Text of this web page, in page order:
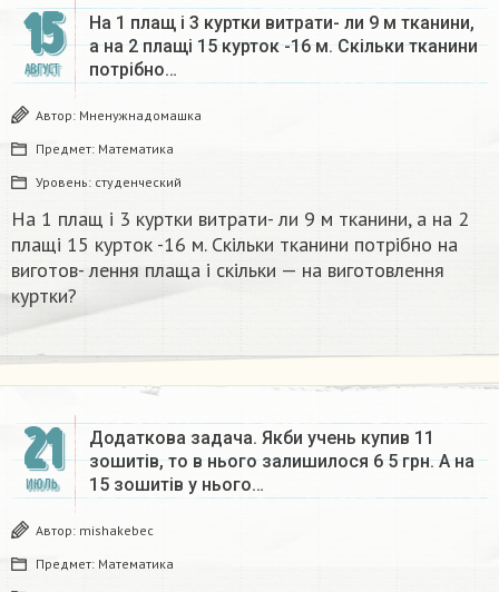
15
АВГУСТ
На 1 плащ і 3 куртки витрати- ли 9 м тканини,
а на 2 плащі 15 курток -16 м. Скільки тканини
потрібно…
Автор: Мненужнадомашка
Предмет: Математика
Уровень: студенческий
На 1 плащ і 3 куртки витрати- ли 9 м тканини, а на 2
плащі 15 курток -16 м. Скільки тканини потрібно на
виготов- лення плаща і скільки — на виготовлення
куртки?​
21
ИЮЛЬ
Додаткова задача. Якби учень купив 11
зошитів, то в нього залишилося 6 5 грн. А на
15 зошитів у нього…
Автор: mishakebec
Предмет: Математика